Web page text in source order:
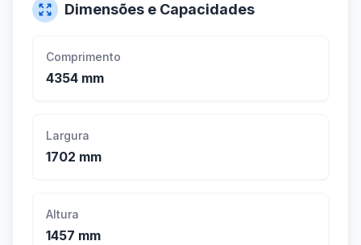
Dimensões e Capacidades
Comprimento
4354 mm
Largura
1702 mm
Altura
1457 mm